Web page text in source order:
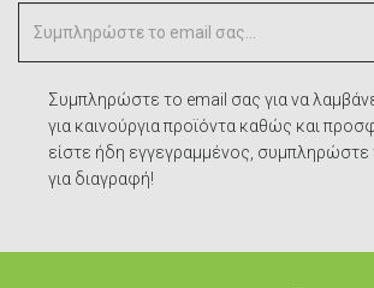
Συμπληρώστε το email σας για να
για καινούργια προϊόντα καθώς και
είστε ήδη εγγεγραμμένος, συμπληρώστε
για διαγραφή!